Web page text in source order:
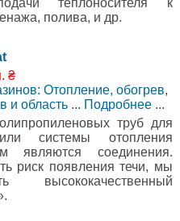
полива, и др.
₴
Отопление, обогрев,
и область ... Подробнее ...
труб для
системы отопления
являются соединения.
риск появления течи, мы
высококачественный